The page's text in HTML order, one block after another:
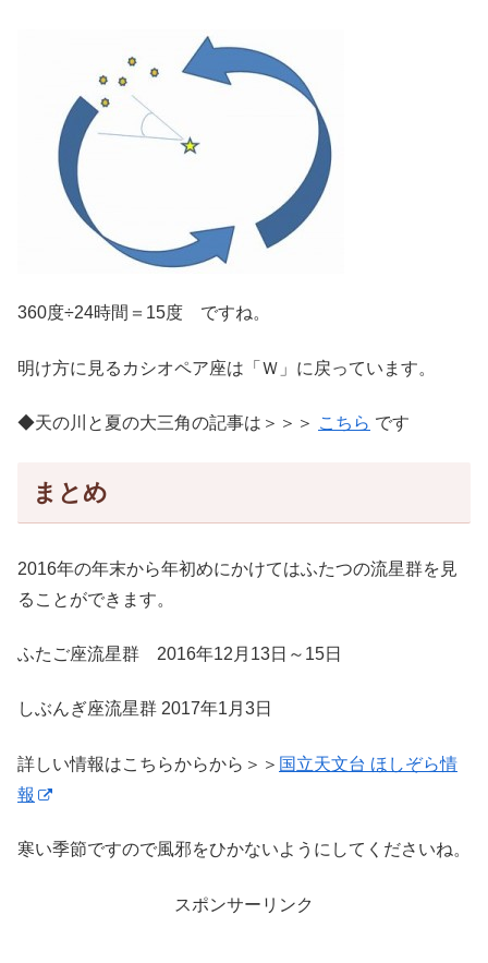
360度÷24時間＝15度 ですね。
明け方に見るカシオペア座は「Ｗ」に戻っています。
◆天の川と夏の大三角の記事は＞＞＞ こちら です
まとめ
2016年の年末から年初めにかけてはふたつの流星群を見
ることができます。
ふたご座流星群 2016年12月13日～15日
しぶんぎ座流星群 2017年1月3日
詳しい情報はこちらからから＞＞ 国立天文台 ほしぞら情
報
寒い季節ですので風邪をひかないようにしてくださいね。
スポンサーリンク